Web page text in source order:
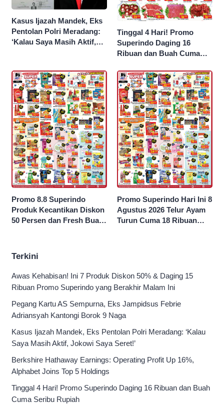
Kasus Ijazah Mandek, Eks
Pentolan Polri Meradang:
‘Kalau Saya Masih Aktif,
Tinggal 4 Hari! Promo
Superindo Daging 16
Ribuan dan Buah Cuma
Promo 8.8 Superindo
Produk Kecantikan Diskon
50 Persen dan Fresh Buah
Promo Superindo Hari Ini 8
Agustus 2026 Telur Ayam
Turun Cuma 18 Ribuan
Terkini
Awas Kehabisan! Ini 7 Produk Diskon 50% & Daging 15
Ribuan Promo Superindo yang Berakhir Malam Ini
Pegang Kartu AS Sempurna, Eks Jampidsus Febrie
Adriansyah Kantongi Borok 9 Naga
Kasus Ijazah Mandek, Eks Pentolan Polri Meradang: ‘Kalau
Saya Masih Aktif, Jokowi Saya Seret!’
Berkshire Hathaway Earnings: Operating Profit Up 16%,
Alphabet Joins Top 5 Holdings
Tinggal 4 Hari! Promo Superindo Daging 16 Ribuan dan Buah
Cuma Seribu Rupiah